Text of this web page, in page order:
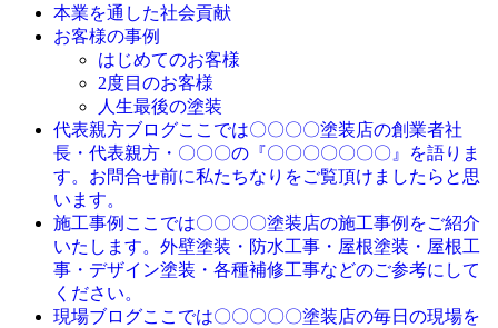
本業を通した社会貢献
お客様の事例
はじめてのお客様
2度目のお客様
人生最後の塗装
代表親方ブログここでは〇〇〇〇塗装店の創業者社
長・代表親方・〇〇〇の『〇〇〇〇〇〇〇』を語りま
す。お問合せ前に私たちなりをご覧頂けましたらと思
います。
施工事例 ここでは〇〇〇〇塗装店の施工事例をご紹介
いたします。外壁塗装・防水工事・屋根塗装・屋根工
事・デザイン塗装・各種補修工事などのご参考にして
ください。
現場ブログここでは〇〇〇〇〇塗装店の毎日の現場を